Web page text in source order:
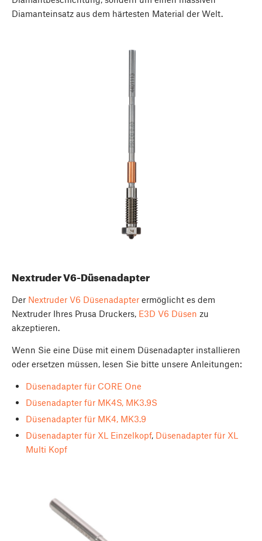
Diamanteinsatz aus dem härtesten Material der Welt.
Nextruder V6-Düsenadapter
Der Nextruder V6 Düsenadapter ermöglicht es dem
Nextruder Ihres Prusa Druckers, E3D V6 Düsen zu
akzeptieren.
Wenn Sie eine Düse mit einem Düsenadapter installieren
oder ersetzen müssen, lesen Sie bitte unsere Anleitungen:
Düsenadapter für CORE One
Düsenadapter für MK4S, MK3.9S
Düsenadapter für MK4, MK3.9
Düsenadapter für XL Einzelkopf, Düsenadapter für XL
Multi Kopf